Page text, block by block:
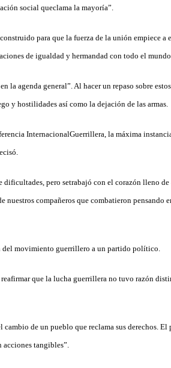
social queclama la mayoría”.
para que la fuerza de la unión empiece a
de igualdad y hermandad con todo el
la agenda general”. Al hacer un repaso sobre
y hostilidades así como la dejación de las armas.
InternacionalGuerrillera, la máxima
pero setrabajó con el corazón lleno de
nuestros compañeros que combatieron pensando
del movimiento guerrillero a un partido político.
que la lucha guerrillera no tuvo razón
cambio de un pueblo que reclama sus derechos.
tangibles”.